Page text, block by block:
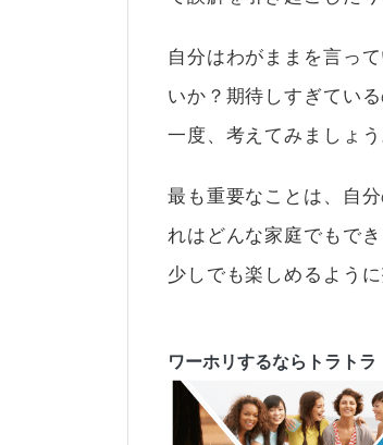
自分はわがままを言っ
いか？期待しすぎてい
一度、考えてみましょう
最も重要なことは、自
れはどんな家庭でもで
少しでも楽しめるように
ワーホリするならトラトラ